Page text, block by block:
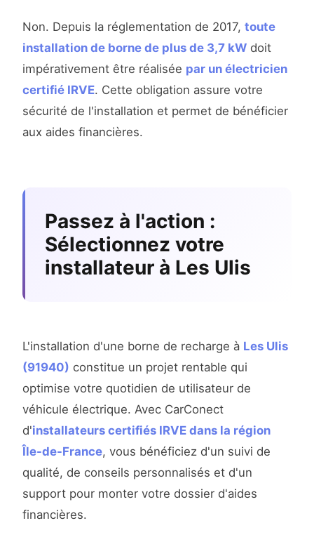
Non. Depuis la réglementation de 2017, toute
installation de borne de plus de 3,7 kW doit
impérativement être réalisée par un électricien
certifié IRVE. Cette obligation assure votre
sécurité de l'installation et permet de bénéficier
aux aides financières.
Passez à l'action :
Sélectionnez votre
installateur à Les Ulis
L'installation d'une borne de recharge à Les Ulis
(91940) constitue un projet rentable qui
optimise votre quotidien de utilisateur de
véhicule électrique. Avec CarConect
d'installateurs certifiés IRVE dans la région
Île-de-France, vous bénéficiez d'un suivi de
qualité, de conseils personnalisés et d'un
support pour monter votre dossier d'aides
financières.